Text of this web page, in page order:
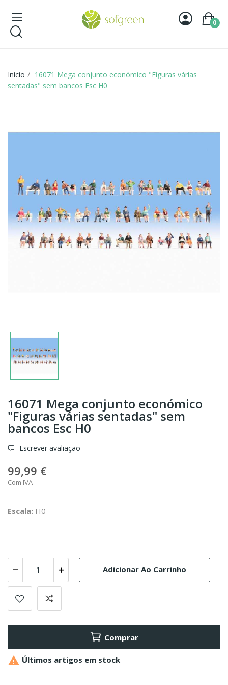
0
Início
16071 Mega conjunto económico "Figuras várias
sentadas" sem bancos Esc H0
16071 Mega conjunto económico
"Figuras várias sentadas" sem
bancos Esc H0
Escrever avaliação
99,99 €
Com IVA
Escala: H0
Adicionar Ao Carrinho
Comprar
 Últimos artigos em stock